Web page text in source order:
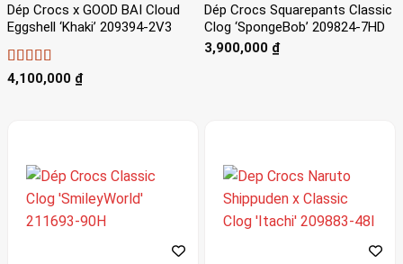
Dép Crocs x GOOD BAI Cloud
Eggshell ‘Khaki’ 209394-2V3
Được xếp
4,100,000 ₫
Dép Crocs Squarepants Classic
Clog ‘SpongeBob’ 209824-7HD
3,900,000 ₫